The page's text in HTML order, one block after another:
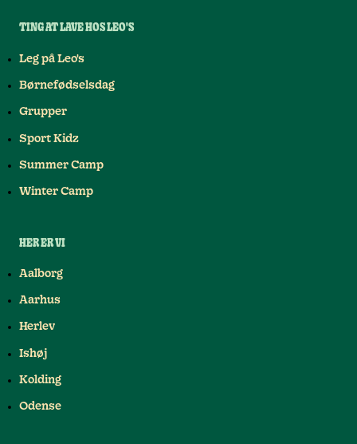
TING AT LAVE HOS LEO'S
Leg på Leo's
Børnefødselsdag
Grupper
Sport Kidz
Summer Camp
Winter Camp
HER ER VI
Aalborg
Aarhus
Herlev
Ishøj
Kolding
Odense